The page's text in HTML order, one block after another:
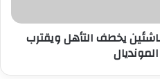
الناشئين يخطف التأهل ويقترب